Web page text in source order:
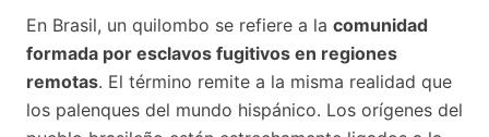
En Brasil, un quilombo se refiere a la comunidad
formada por esclavos fugitivos en regiones
remotas. El término remite a la misma realidad que
los palenques del mundo hispánico. Los orígenes del